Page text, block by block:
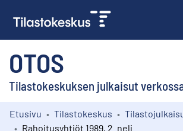
OTOS
Tilastokeskuksen julkaisut
Kokoelmat
Etusivu Tilastokeskus